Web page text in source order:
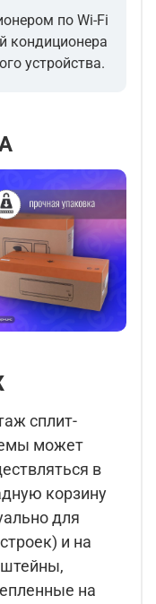
по Wi-Fi
кондиционера
устройства.
сплит-
может
в
корзину
для
и на
на